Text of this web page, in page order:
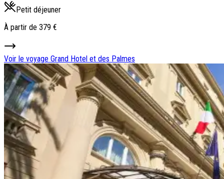
Petit déjeuner
À partir de 379 €
Voir le voyage Grand Hotel et des Palmes